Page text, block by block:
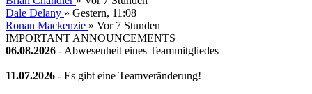
Dale Delany » Gestern, 11:08
Ronan Mackenzie » Vor 7 Stunden
IMPORTANT ANNOUNCEMENTS
06.08.2026 - Abwesenheit eines Teammitgliedes
11.07.2026 - Es gibt eine Teamveränderung!